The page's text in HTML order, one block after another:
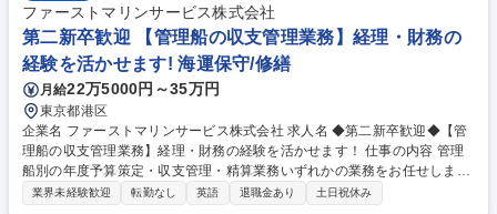
業務全般 ■予算関係：予算策定、資料作成、収支実績把握、資料作成、船
員給与、賞与方針策定、資料作成等 ■訪船活動：船員管理担当者としての
訪船、社船入渠時の安全会議出席、その他必要に応じて訪船活動実施 募集
職種 東京【総合職（船舶部）】転勤無/年間休日120日以上/船・海運会社
経験者歓迎
ファーストマリンサービス株式会社
第二新卒歓迎 【管理船の収支管理業務】経理・財務の
経験を活かせます! 海運保守/修繕
月給22万5000円～35万円
東京都港区
企業名 ファーストマリンサービス株式会社 求人名 ◆第二新卒歓迎◆【管
理船の収支管理業務】経理・財務の経験を活かせます！ 仕事の内容 管理
船別の年度予算策定・収支管理・精算業務いずれかの業務をお任せしま
す。少しずつ業務の幅を広げていき、将来的には、全体の指揮をとれるよ
業界未経験歓迎 転勤なし 英語 退職金あり 土日祝休み